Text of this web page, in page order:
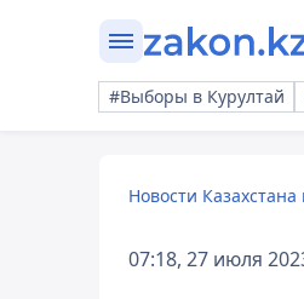
#Выборы в Курултай
Новости
07:18, 27 июля